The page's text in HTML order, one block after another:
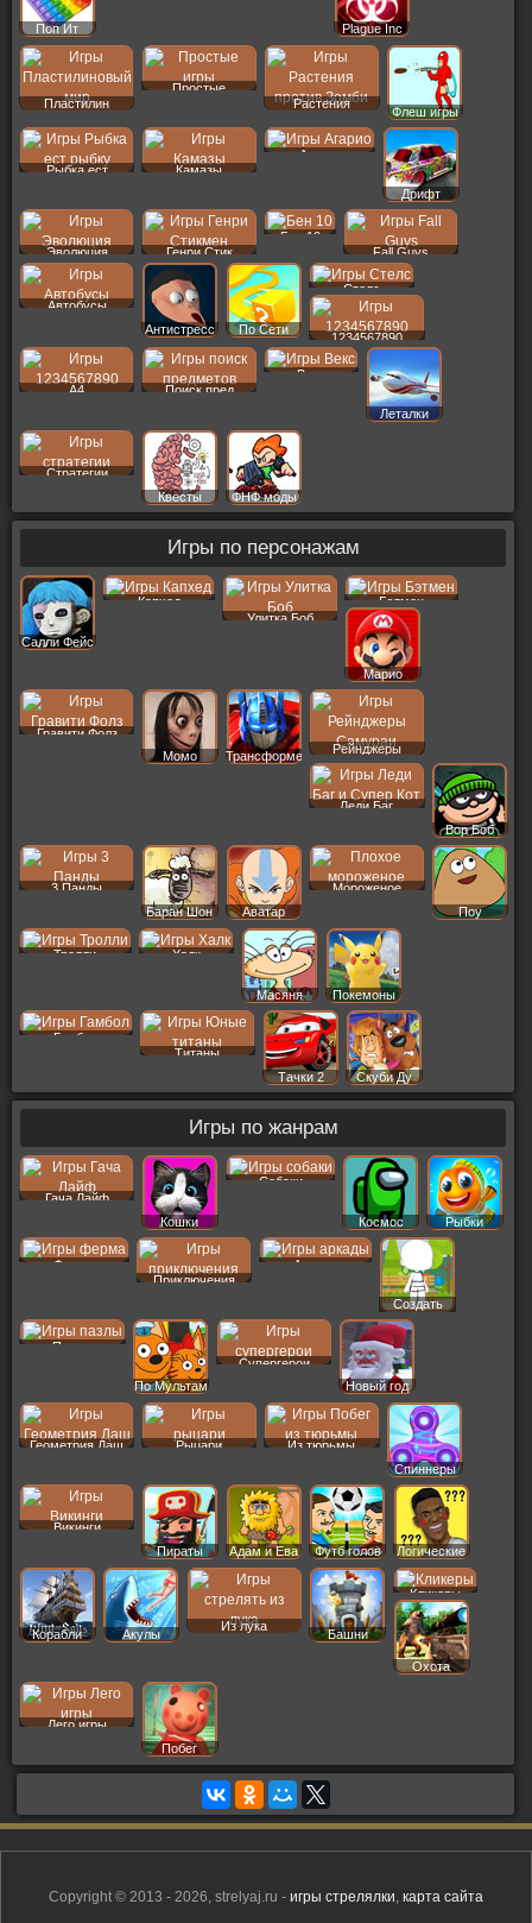
Поп Ит Plague Inc
Пластилин
Простые
Растения
Флеш игры
Рыбка ест Камазы
Агарио
Дрифт
Эволюция Генри Стик
Бен 10
Fall Guys
Автобусы
Антистресс
По Сети
Стелс
1234567890
A4 Поиск пред
Векс
Леталки
Стратегии
Квесты
ФНФ моды
Игры по персонажам
Салли Фейс
Капхед
Улитка Боб
Бэтмен
Марио
Гравити Фолз
Момо
Трансформеры
Рейнджеры
Леди Баг
Вор Боб
3 Панды
Баран Шон
Аватар
Мороженое
Поу
Тролли Халк
Масяня Покемоны
Гамбол
Титаны
Тачки 2
Скуби Ду
Игры по жанрам
Гача Лайф
Кошки
Собаки
Космос Рыбки
Ферма
Приключения
Аркады
Создать
Пер
Пазлы
По Мультам
Супергерои
Новый год
Геометрия Даш Рыцари
Из тюрьмы
Спиннеры
Викинги
Пираты
Адам и Ева Футб голов Логические
Корабли Акулы
Из лука
Башни
Кликеры
Охота
Лего игры
Побег
Copyright © 2013 - 2026, strelyaj.ru - игры стрелялки, карта сайта